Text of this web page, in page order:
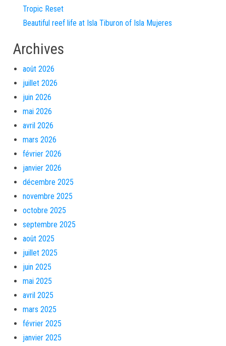
Tropic Reset
Beautiful reef life at Isla Tiburon of Isla Mujeres
Archives
août 2026
juillet 2026
juin 2026
mai 2026
avril 2026
mars 2026
février 2026
janvier 2026
décembre 2025
novembre 2025
octobre 2025
septembre 2025
août 2025
juillet 2025
juin 2025
mai 2025
avril 2025
mars 2025
février 2025
janvier 2025